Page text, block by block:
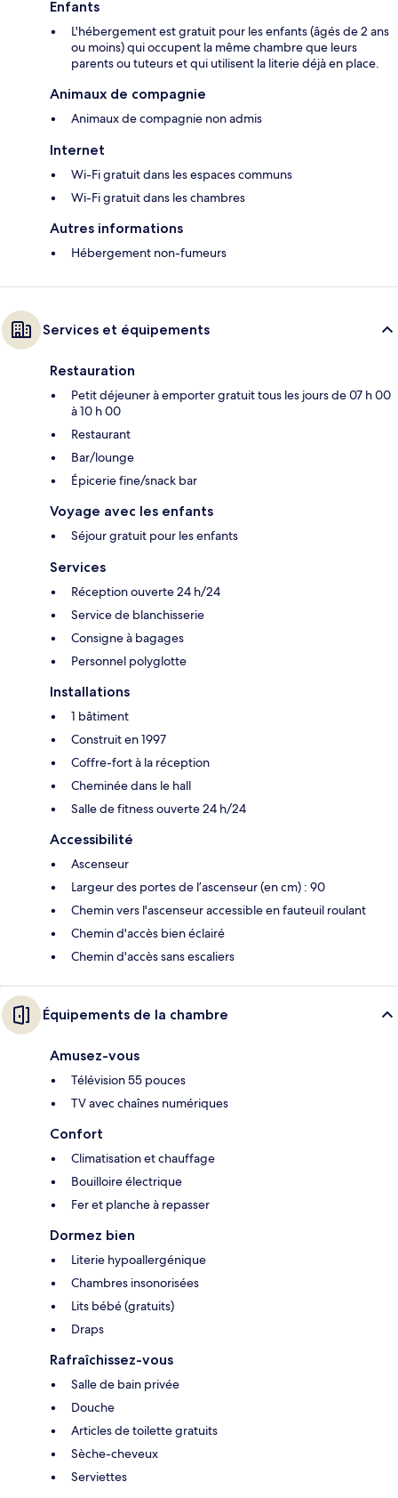
Enfants
L'hébergement est gratuit pour les enfants (âgés de 2 ans
ou moins) qui occupent la même chambre que leurs
parents ou tuteurs et qui utilisent la literie déjà en place.
Animaux de compagnie
Animaux de compagnie non admis
Internet
Wi-Fi gratuit dans les espaces communs
Wi-Fi gratuit dans les chambres
Autres informations
Hébergement non-fumeurs
Services et équipements
Restauration
Petit déjeuner à emporter gratuit tous les jours de 07 h 00
à 10 h 00
Restaurant
Bar/lounge
Épicerie fine/snack bar
Voyage avec les enfants
Séjour gratuit pour les enfants
Services
Réception ouverte 24 h/24
Service de blanchisserie
Consigne à bagages
Personnel polyglotte
Installations
1 bâtiment
Construit en 1997
Coffre-fort à la réception
Cheminée dans le hall
Salle de fitness ouverte 24 h/24
Accessibilité
Ascenseur
Largeur des portes de l’ascenseur (en cm) : 90
Chemin vers l'ascenseur accessible en fauteuil roulant
Chemin d'accès bien éclairé
Chemin d'accès sans escaliers
Équipements de la chambre
Amusez-vous
Télévision 55 pouces
TV avec chaînes numériques
Confort
Climatisation et chauffage
Bouilloire électrique
Fer et planche à repasser
Dormez bien
Literie hypoallergénique
Chambres insonorisées
Lits bébé (gratuits)
Draps
Rafraîchissez-vous
Salle de bain privée
Douche
Articles de toilette gratuits
Sèche-cheveux
Serviettes